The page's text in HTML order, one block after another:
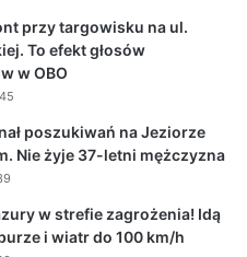
przy targowisku na ul.
To efekt głosów
w OBO
poszukiwań na Jeziorze
Nie żyje 37-letni mężczyzna
w strefie zagrożenia! Idą
i wiatr do 100 km/h